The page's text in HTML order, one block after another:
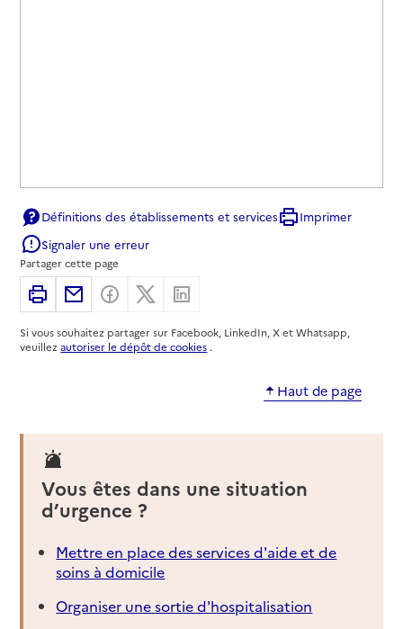
Définitions des établissements et services
Imprimer
Signaler une erreur
Partager cette page
ImprimerPartager par email
Partager sur Facebook
Partager sur X
Si vous souhaitez partager sur Facebook, LinkedIn, X et Whatsapp,
veuillezautoriser le dépôt de cookies .
Haut de page
Vous êtes dans une situation
d’urgence ?
Mettre en place des services d'aide et de
soins à domicile
Organiser une sortie d'hospitalisation